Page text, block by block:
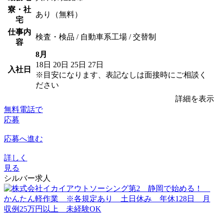
寮・社
宅
あり（無料）
仕事内
容
検査・検品 / 自動車系工場 / 交替制
入社日
8月
18日 20日 25日 27日
※目安になります、表記なしは面接時にご相談く
ださい
詳細を表示
無料電話で
応募
応募へ進む
詳しく
見る
シルバー求人